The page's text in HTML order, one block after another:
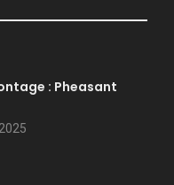
: Pheasant